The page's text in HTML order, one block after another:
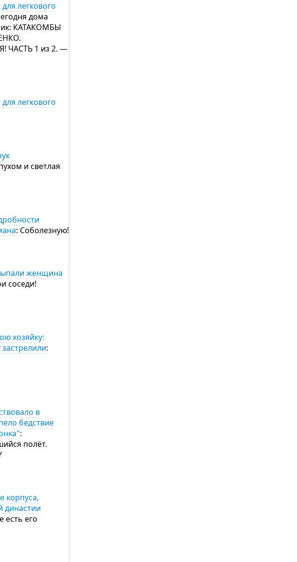
легкового
дома
КАТАКОМБЫ
ЧАСТЬ 1 из 2. —
легкового
и светлая
: Соболезную!
женщина
соседи!
хозяйку:
:
в
бедствие
:
полёт.
корпуса,
династии
есть его